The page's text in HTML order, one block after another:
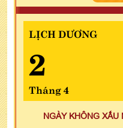
LỊCH DƯƠNG
2
Tháng 4
NGÀY KHÔNG